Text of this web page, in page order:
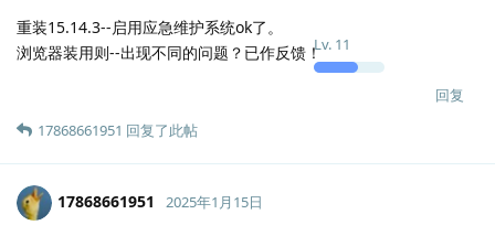
Lv. 11
重装15.14.3--启用应急维护系统ok了。
浏览器装用则--出现不同的问题？已作反馈！
回复
17868661951 回复了此帖
17868661951 2025年1月15日